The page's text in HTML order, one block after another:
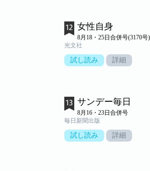
女性自身
8月18・25日合併号(3170号)
光文社
試し読み 詳細
サンデー毎日
8月16・23日合併号
毎日新聞出版
試し読み 詳細